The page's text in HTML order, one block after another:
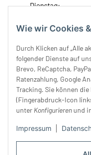
Wie wir Cookies
Durch Klicken auf „Alle
folgender Dienste auf
Brevo, ReCaptcha,
Ratenzahlung, Google
Tracking. Sie können
(Fingerabdruck-Icon
unter Konfigurieren und
Impressum
Dienstag:
Donnerstag:
Samstag:
Unser Service
Rechtliches